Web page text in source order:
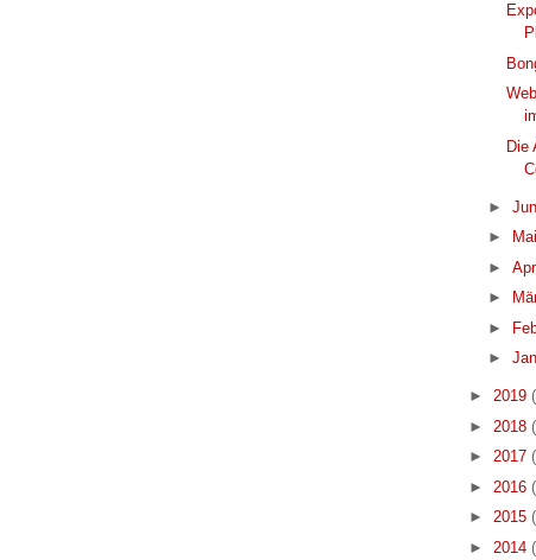
Die
►
►
Mai
►
►
►
►
► 2019
► 2018
► 2017
► 2016
► 2015
► 2014